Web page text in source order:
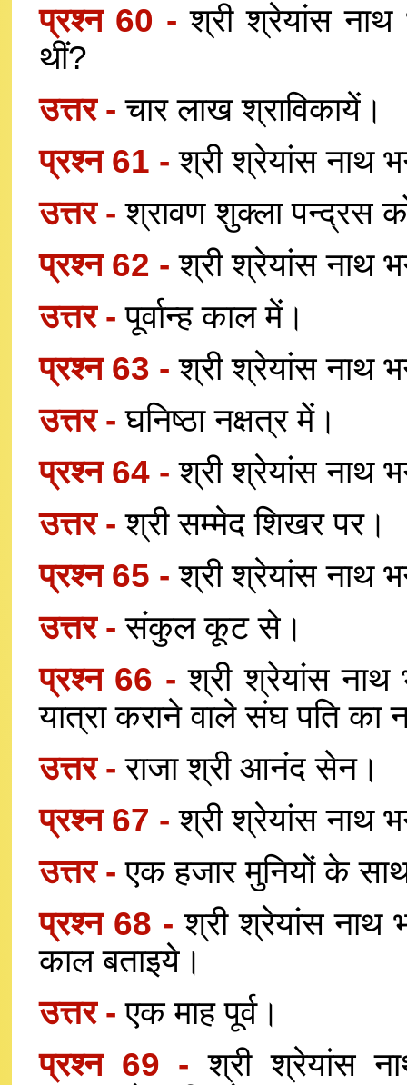
प्रश्न 60 -श्री श्रेयांस
थीं?
उत्तर -चार लाख श्राविकायें।
प्रश्न 61 -श्री श्रेयांस नाथ
उत्तर -श्रावण शुक्ला पन्द्रस
प्रश्न 62 -श्री श्रेयांस नाथ
उत्तर -पूर्वान्ह काल में।
प्रश्न 63 -श्री श्रेयांस नाथ
उत्तर -घनिष्ठा नक्षत्र में।
प्रश्न 64 -श्री श्रेयांस नाथ
उत्तर -श्री सम्मेद शिखर पर।
प्रश्न 65 -श्री श्रेयांस नाथ
उत्तर -संकुल कूट से।
प्रश्न 66 -श्री श्रेयांस
यात्रा कराने वाले संघ पति का
उत्तर -राजा श्री आनंद सेन।
प्रश्न 67 -श्री श्रेयांस नाथ
उत्तर -एक हजार मुनियों के
प्रश्न 68 -श्री श्रेयांस नाथ
काल बताइये।
उत्तर -एक माह पूर्व।
प्रश्न 69 -श्री श्रेयांस